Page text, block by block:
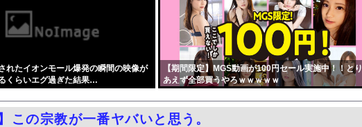
、20年ちょいで90％減少・・・・・
生ｖｓ キャバ嬢 → ｗｗｗｗｗｗｗｗｗｗｗｗｗｗｗｗｗｗ
ヘアヌードや濡れ場おっぱいがエロ過ぎる！人生最後のラスト写真集、最高！...
めての緊縛SM調教 終わらない前立腺イキ地獄』をrawやhitomiを...
が溺れ、周りに助けを乞う父親と、スマホを向けてインプレ稼ぎの見物人
れたイオンモール爆発の瞬間の映像が
くらいエグ過ぎた結果…
【期間限定】MGS動画が100円セール実施中！！とり
あえず全部買うやろｗｗｗｗｗ
この宗教が一番ヤバいと思う。